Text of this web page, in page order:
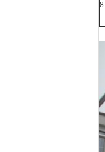
8